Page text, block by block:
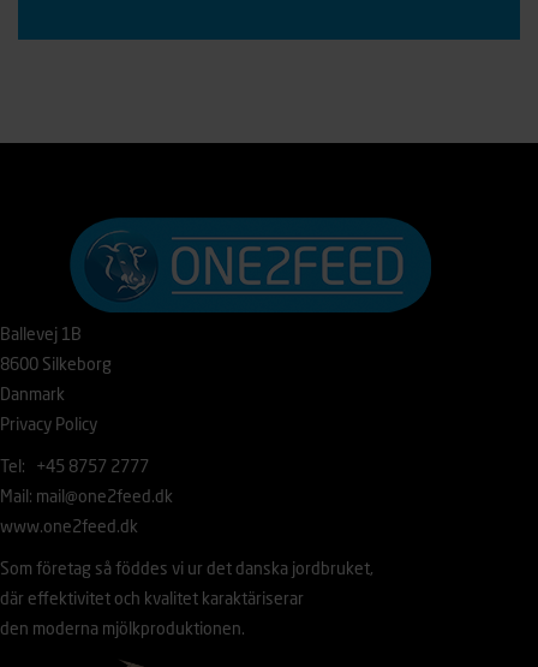
Ballevej 1B
8600 Silkeborg
Danmark
Privacy Policy
Tel: +45 8757 2777
Mail: mail@one2feed.dk
www.one2feed.dk
Som företag så föddes vi ur det danska jordbruket,
där effektivitet och kvalitet karaktäriserar
den moderna mjölkproduktionen.